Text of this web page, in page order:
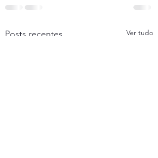
Posts recentes Ver tudo